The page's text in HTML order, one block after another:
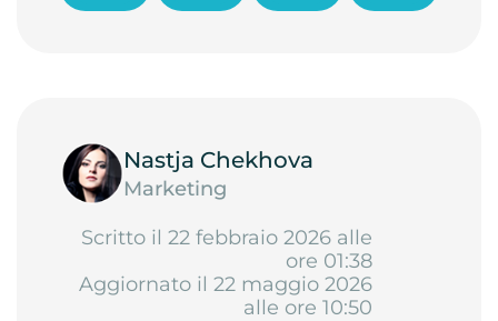
Nastja Chekhova
Marketing
Scritto il 22 febbraio 2026 alle
ore 01:38
Aggiornato il 22 maggio 2026
alle ore 10:50